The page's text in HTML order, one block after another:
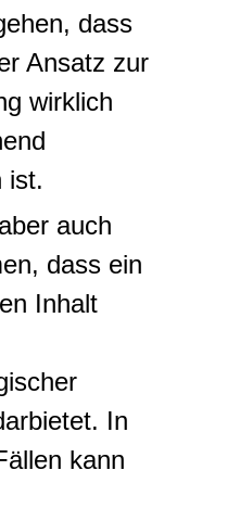
dass
Ansatz zur
wirklich
ist.
auch
dass ein
Inhalt
In
kann